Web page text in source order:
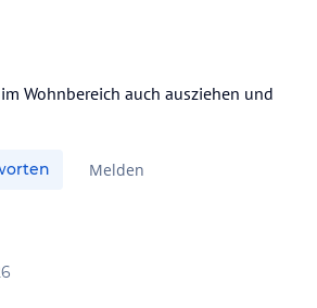
Wohnbereich auch ausziehen und
Melden